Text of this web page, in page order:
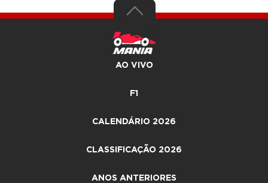
AO VIVO
F1
CALENDÁRIO 2026
CLASSIFICAÇÃO 2026
ANOS ANTERIORES